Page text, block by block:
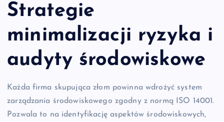
Strategie
minimalizacji ryzyka i
audyty środowiskowe
Każda firma skupująca złom powinna wdrożyć system
zarządzania środowiskowego zgodny z normą ISO 14001.
Pozwala to na identyfikację aspektów środowiskowych,